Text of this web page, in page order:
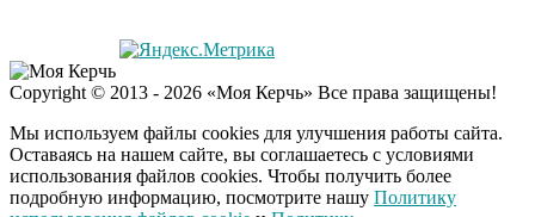
Copyright © 2013 - 2026 «Моя Керчь» Все права защищены!
Мы используем файлы cookies для улучшения работы сайта.
Оставаясь на нашем сайте, вы соглашаетесь с условиями
использования файлов cookies. Чтобы получить более
подробную информацию, посмотрите нашу Политику